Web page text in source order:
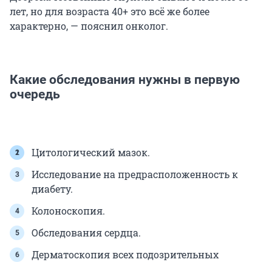
лет, но для возраста 40+ это всё же более
характерно, — пояснил онколог.
Какие обследования нужны в первую
очередь
Цитологический мазок.
Исследование на предрасположенность к
диабету.
Колоноскопия.
Обследования сердца.
Дерматоскопия всех подозрительных